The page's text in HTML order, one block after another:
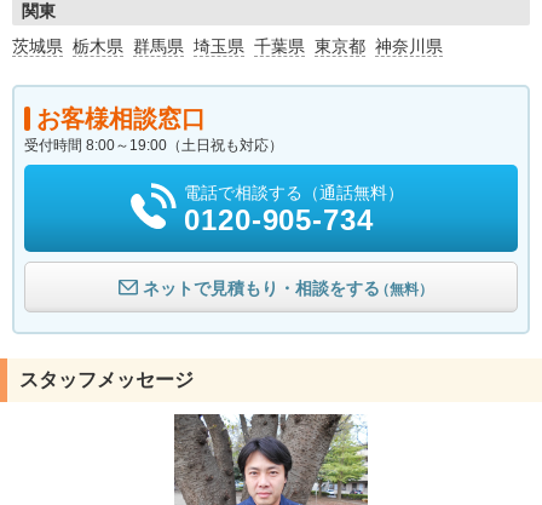
関東
茨城県 栃木県 群馬県 埼玉県 千葉県 東京都 神奈川県
お客様相談窓口
受付時間 8:00～19:00（土日祝も対応）
電話で相談する（通話無料）
0120-905-734
ネットで見積もり・相談をする（無料）
スタッフメッセージ